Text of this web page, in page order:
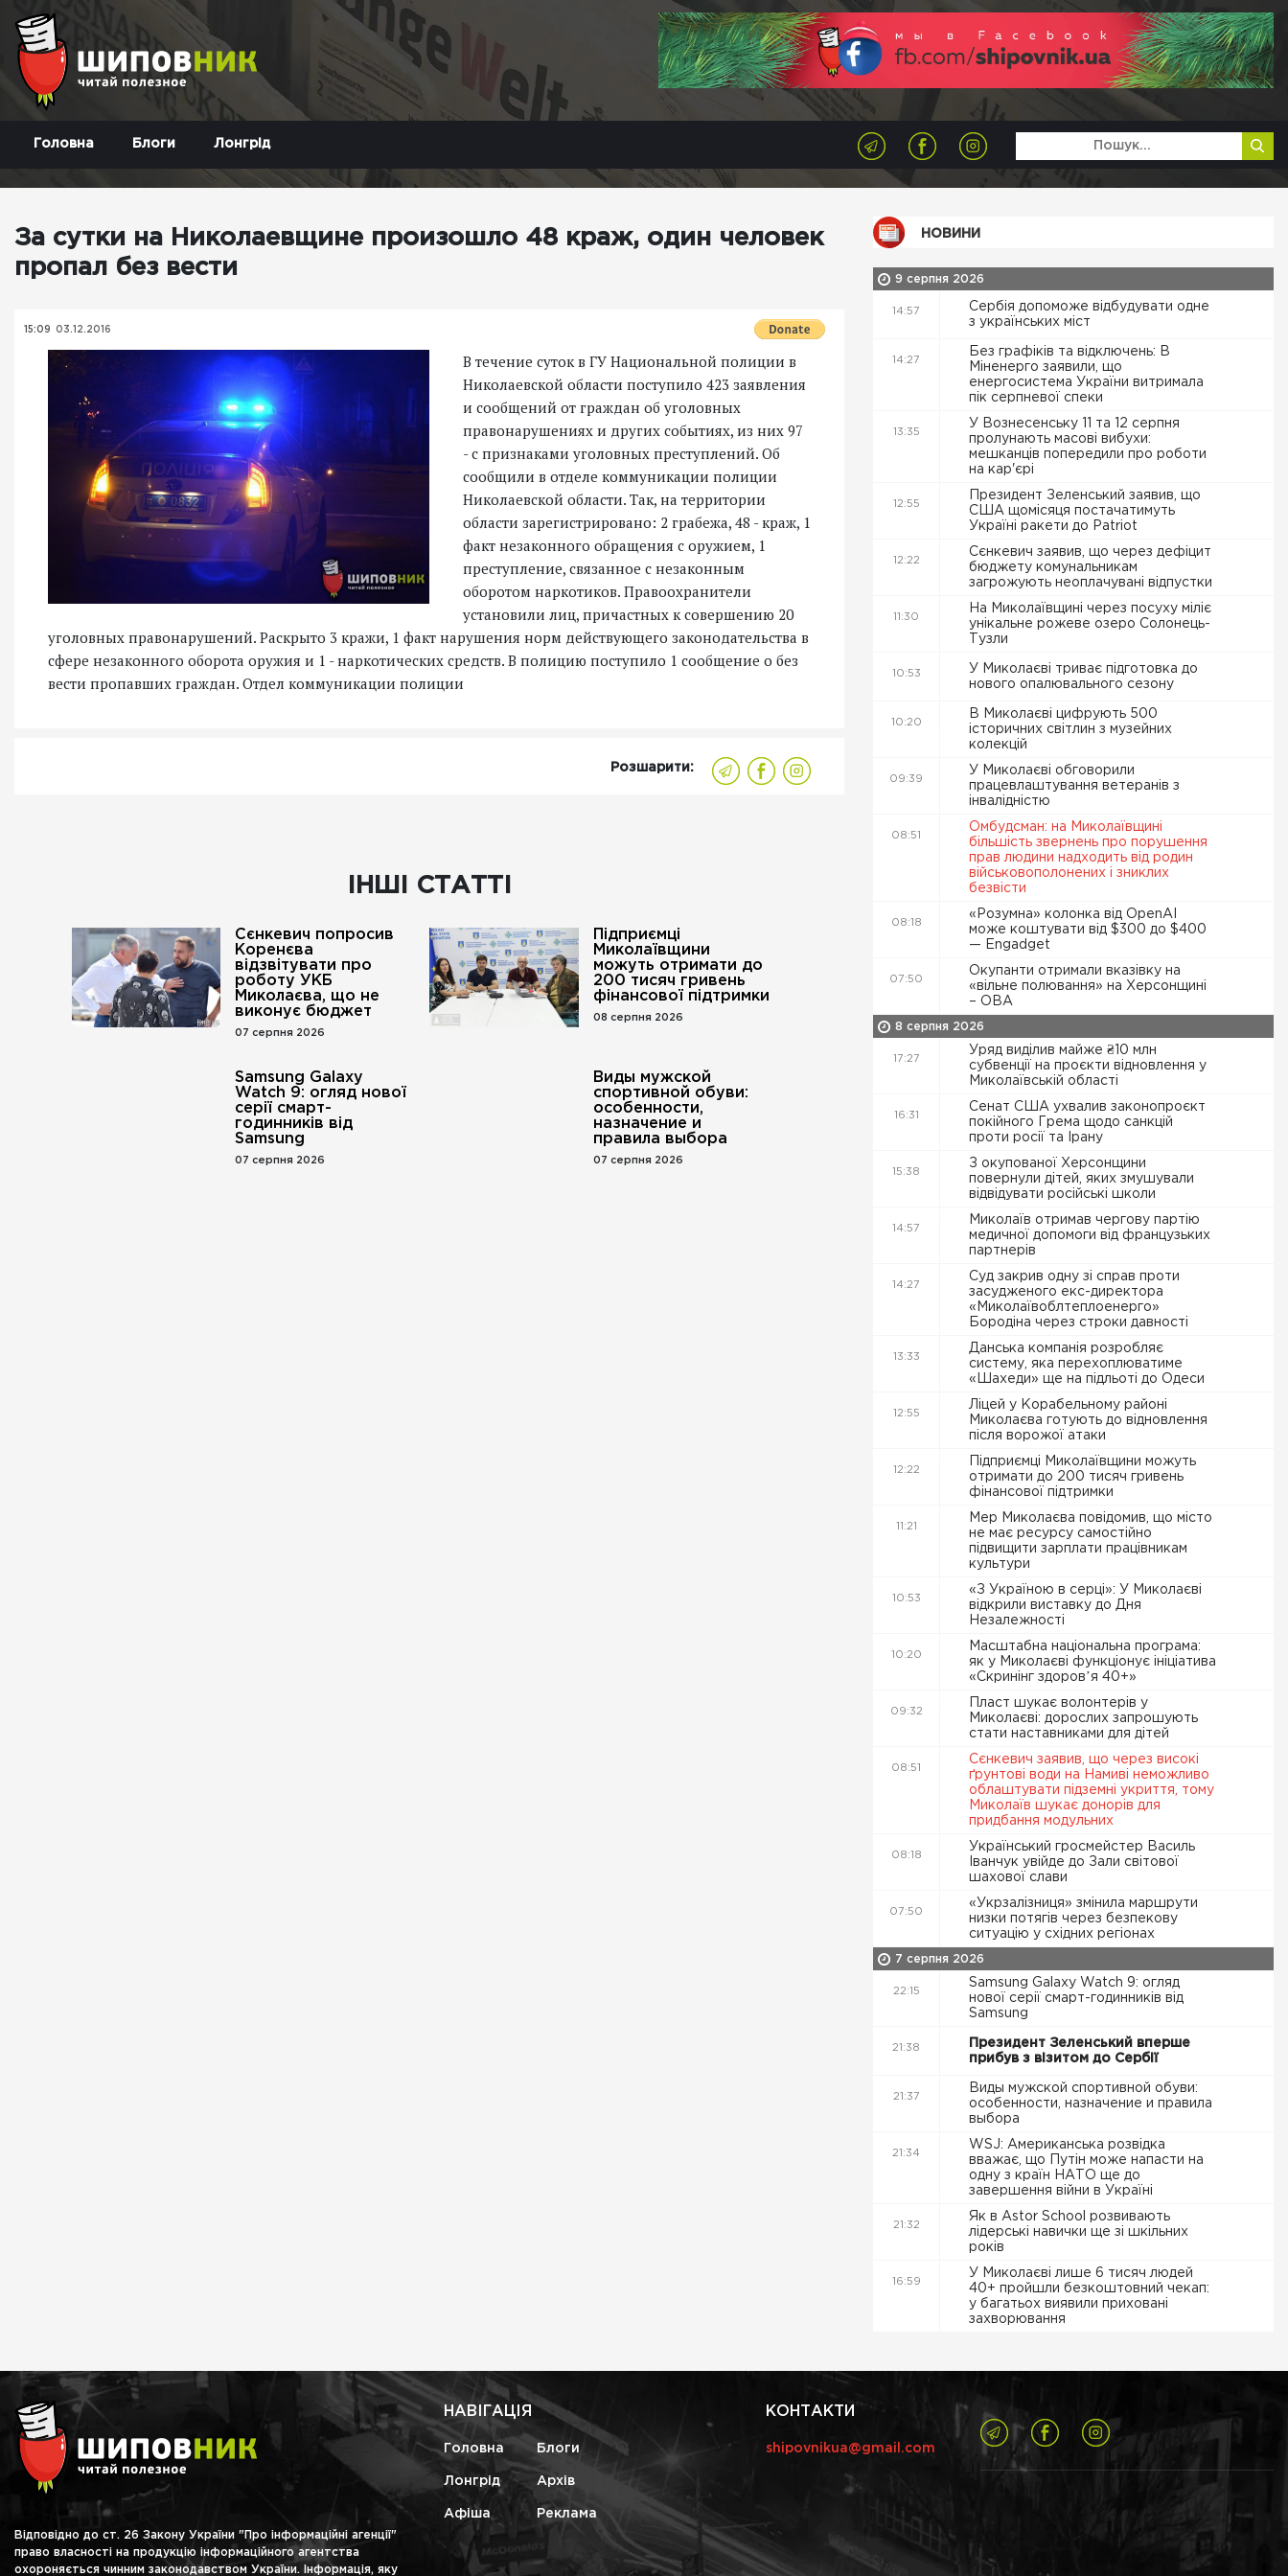
Головна Блоги Лонгрід
За сутки на Николаевщине произошло 48 краж, один человек
пропал без вести
15:09 03.12.2016
В течение суток в ГУ Национальной полиции в
Николаевской области поступило 423 заявления
и сообщений от граждан об уголовных
правонарушениях и других событиях, из них 97
- с признаками уголовных преступлений. Об
сообщили в отделе коммуникации полиции
Николаевской области. Так, на территории
области зарегистрировано: 2 грабежа, 48 - краж, 1
факт незаконного обращения с оружием, 1
преступление, связанное с незаконным
оборотом наркотиков. Правоохранители
установили лиц, причастных к совершению 20
уголовных правонарушений. Раскрыто 3 кражи, 1 факт нарушения норм действующего законодательства в
сфере незаконного оборота оружия и 1 - наркотических средств. В полицию поступило 1 сообщение о без
вести пропавших граждан. Отдел коммуникации полиции
Розшарити:
ІНШІ СТАТТІ
Сєнкевич попросив
Коренєва
відзвітувати про
роботу УКБ
Миколаєва, що не
виконує бюджет
07 серпня 2026
Підприємці
Миколаївщини
можуть отримати до
200 тисяч гривень
фінансової підтримки
08 серпня 2026
Samsung Galaxy
Watch 9: огляд нової
серії смарт-
годинників від
Samsung
07 серпня 2026
Виды мужской
спортивной обуви:
особенности,
назначение и
правила выбора
07 серпня 2026
НОВИНИ
9 серпня 2026
14:57
Сербія допоможе відбудувати одне
з українських міст
14:27
Без графіків та відключень: В
Міненерго заявили, що
енергосистема України витримала
пік серпневої спеки
13:35
У Вознесенську 11 та 12 серпня
пролунають масові вибухи:
мешканців попередили про роботи
на кар'єрі
12:55
Президент Зеленський заявив, що
США щомісяця постачатимуть
Україні ракети до Patriot
12:22
Сєнкевич заявив, що через дефіцит
бюджету комунальникам
загрожують неоплачувані відпустки
11:30
На Миколаївщині через посуху міліє
унікальне рожеве озеро Солонець-
Тузли
10:53
У Миколаєві триває підготовка до
нового опалювального сезону
10:20
В Миколаєві цифрують 500
історичних світлин з музейних
колекцій
09:39
У Миколаєві обговорили
працевлаштування ветеранів з
інвалідністю
08:51
Омбудсман: на Миколаївщині
більшість звернень про порушення
прав людини надходить від родин
військовополонених і зниклих
безвісти
08:18
«Розумна» колонка від OpenAI
може коштувати від $300 до $400
— Engadget
07:50
Окупанти отримали вказівку на
«вільне полювання» на Херсонщині
– ОВА
8 серпня 2026
17:27
Уряд виділив майже ₴10 млн
субвенції на проєкти відновлення у
Миколаївській області
16:31
Сенат США ухвалив законопроєкт
покійного Грема щодо санкцій
проти росії та Ірану
15:38
З окупованої Херсонщини
повернули дітей, яких змушували
відвідувати російські школи
14:57
Миколаїв отримав чергову партію
медичної допомоги від французьких
партнерів
14:27
Суд закрив одну зі справ проти
засудженого екс-директора
«Миколаївоблтеплоенерго»
Бородіна через строки давності
13:33
Данська компанія розробляє
систему, яка перехоплюватиме
«Шахеди» ще на підльоті до Одеси
12:55
Ліцей у Корабельному районі
Миколаєва готують до відновлення
після ворожої атаки
12:22
Підприємці Миколаївщини можуть
отримати до 200 тисяч гривень
фінансової підтримки
11:21
Мер Миколаєва повідомив, що місто
не має ресурсу самостійно
підвищити зарплати працівникам
культури
10:53
«З Україною в серці»: У Миколаєві
відкрили виставку до Дня
Незалежності
10:20
Масштабна національна програма:
як у Миколаєві функціонує ініціатива
«Скринінг здоровʼя 40+»
09:32
Пласт шукає волонтерів у
Миколаєві: дорослих запрошують
стати наставниками для дітей
08:51
Сєнкевич заявив, що через високі
ґрунтові води на Намиві неможливо
облаштувати підземні укриття, тому
Миколаїв шукає донорів для
придбання модульних
08:18
Український гросмейстер Василь
Іванчук увійде до Зали світової
шахової слави
07:50
«Укрзалізниця» змінила маршрути
низки потягів через безпекову
ситуацію у східних регіонах
7 серпня 2026
22:15
Samsung Galaxy Watch 9: огляд
нової серії смарт-годинників від
Samsung
21:38
Президент Зеленський вперше
прибув з візитом до Сербії
21:37
Виды мужской спортивной обуви:
особенности, назначение и правила
выбора
21:34
WSJ: Американська розвідка
вважає, що Путін може напасти на
одну з країн НАТО ще до
завершення війни в Україні
21:32
Як в Astor School розвивають
лідерські навички ще зі шкільних
років
16:59
У Миколаєві лише 6 тисяч людей
40+ пройшли безкоштовний чекап:
у багатьох виявили приховані
захворювання
Відповідно до ст. 26 Закону України "Про інформаційні агенції"
право власності на продукцію інформаційного агентства
охороняється чинним законодавством України. Інформація, яку
НАВІГАЦІЯ
Головна Блоги
Лонгрід Архів
Афіша Реклама
КОНТАКТИ
shipovnikua@gmail.com